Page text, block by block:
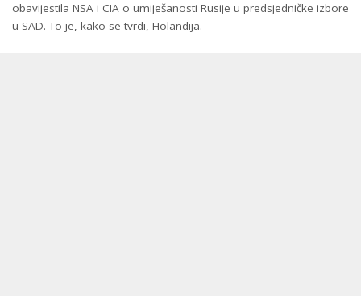
obavijestila NSA i CIA o umiješanosti Rusije u predsjedničke izbore
u SAD. To je, kako se tvrdi, Holandija.